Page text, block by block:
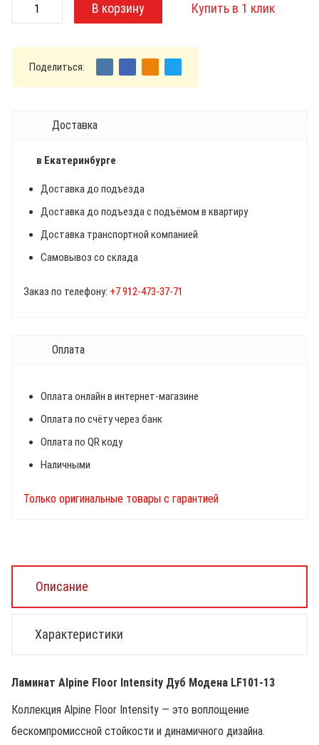
Поделиться:
Доставка
в Екатеринбурге
Доставка до подъезда
Доставка до подъезда с подъёмом в квартиру
Доставка транспортной компанией
Самовывоз со склада
Заказ по телефону: +7 912-473-37-71
Оплата
Оплата онлайн в интернет-магазине
Оплата по счёту через банк
Оплата по QR коду
Наличными
Только оригинальные товары с гарантией
Описание
Характеристики
Ламинат Alpine Floor Intensity Дуб Модена LF101-13
Коллекция Alpine Floor Intensity — это воплощение
бескомпромиссной стойкости и динамичного дизайна.